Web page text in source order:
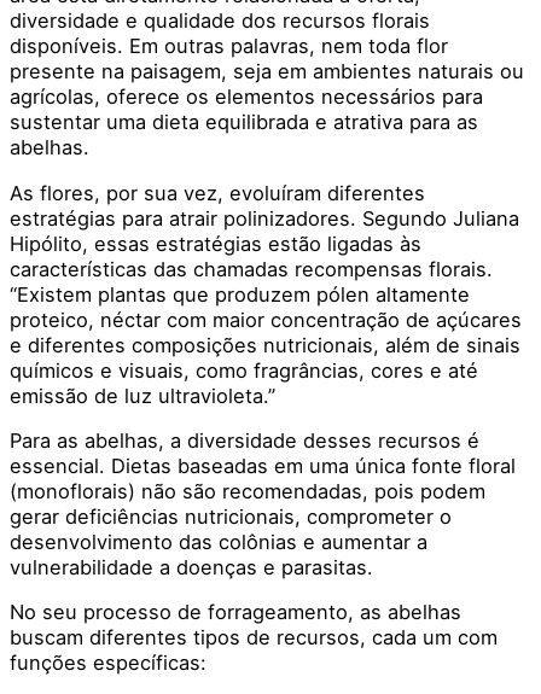
diversidade e qualidade dos recursos florais
disponíveis. Em outras palavras, nem toda flor
presente na paisagem, seja em ambientes naturais ou
agrícolas, oferece os elementos necessários para
sustentar uma dieta equilibrada e atrativa para as
abelhas.
As flores, por sua vez, evoluíram diferentes
estratégias para atrair polinizadores. Segundo Juliana
Hipólito, essas estratégias estão ligadas às
características das chamadas recompensas florais.
“Existem plantas que produzem pólen altamente
proteico, néctar com maior concentração de açúcares
e diferentes composições nutricionais, além de sinais
químicos e visuais, como fragrâncias, cores e até
emissão de luz ultravioleta.”
Para as abelhas, a diversidade desses recursos é
essencial. Dietas baseadas em uma única fonte floral
(monoflorais) não são recomendadas, pois podem
gerar deficiências nutricionais, comprometer o
desenvolvimento das colônias e aumentar a
vulnerabilidade a doenças e parasitas.
No seu processo de forrageamento, as abelhas
buscam diferentes tipos de recursos, cada um com
funções específicas: